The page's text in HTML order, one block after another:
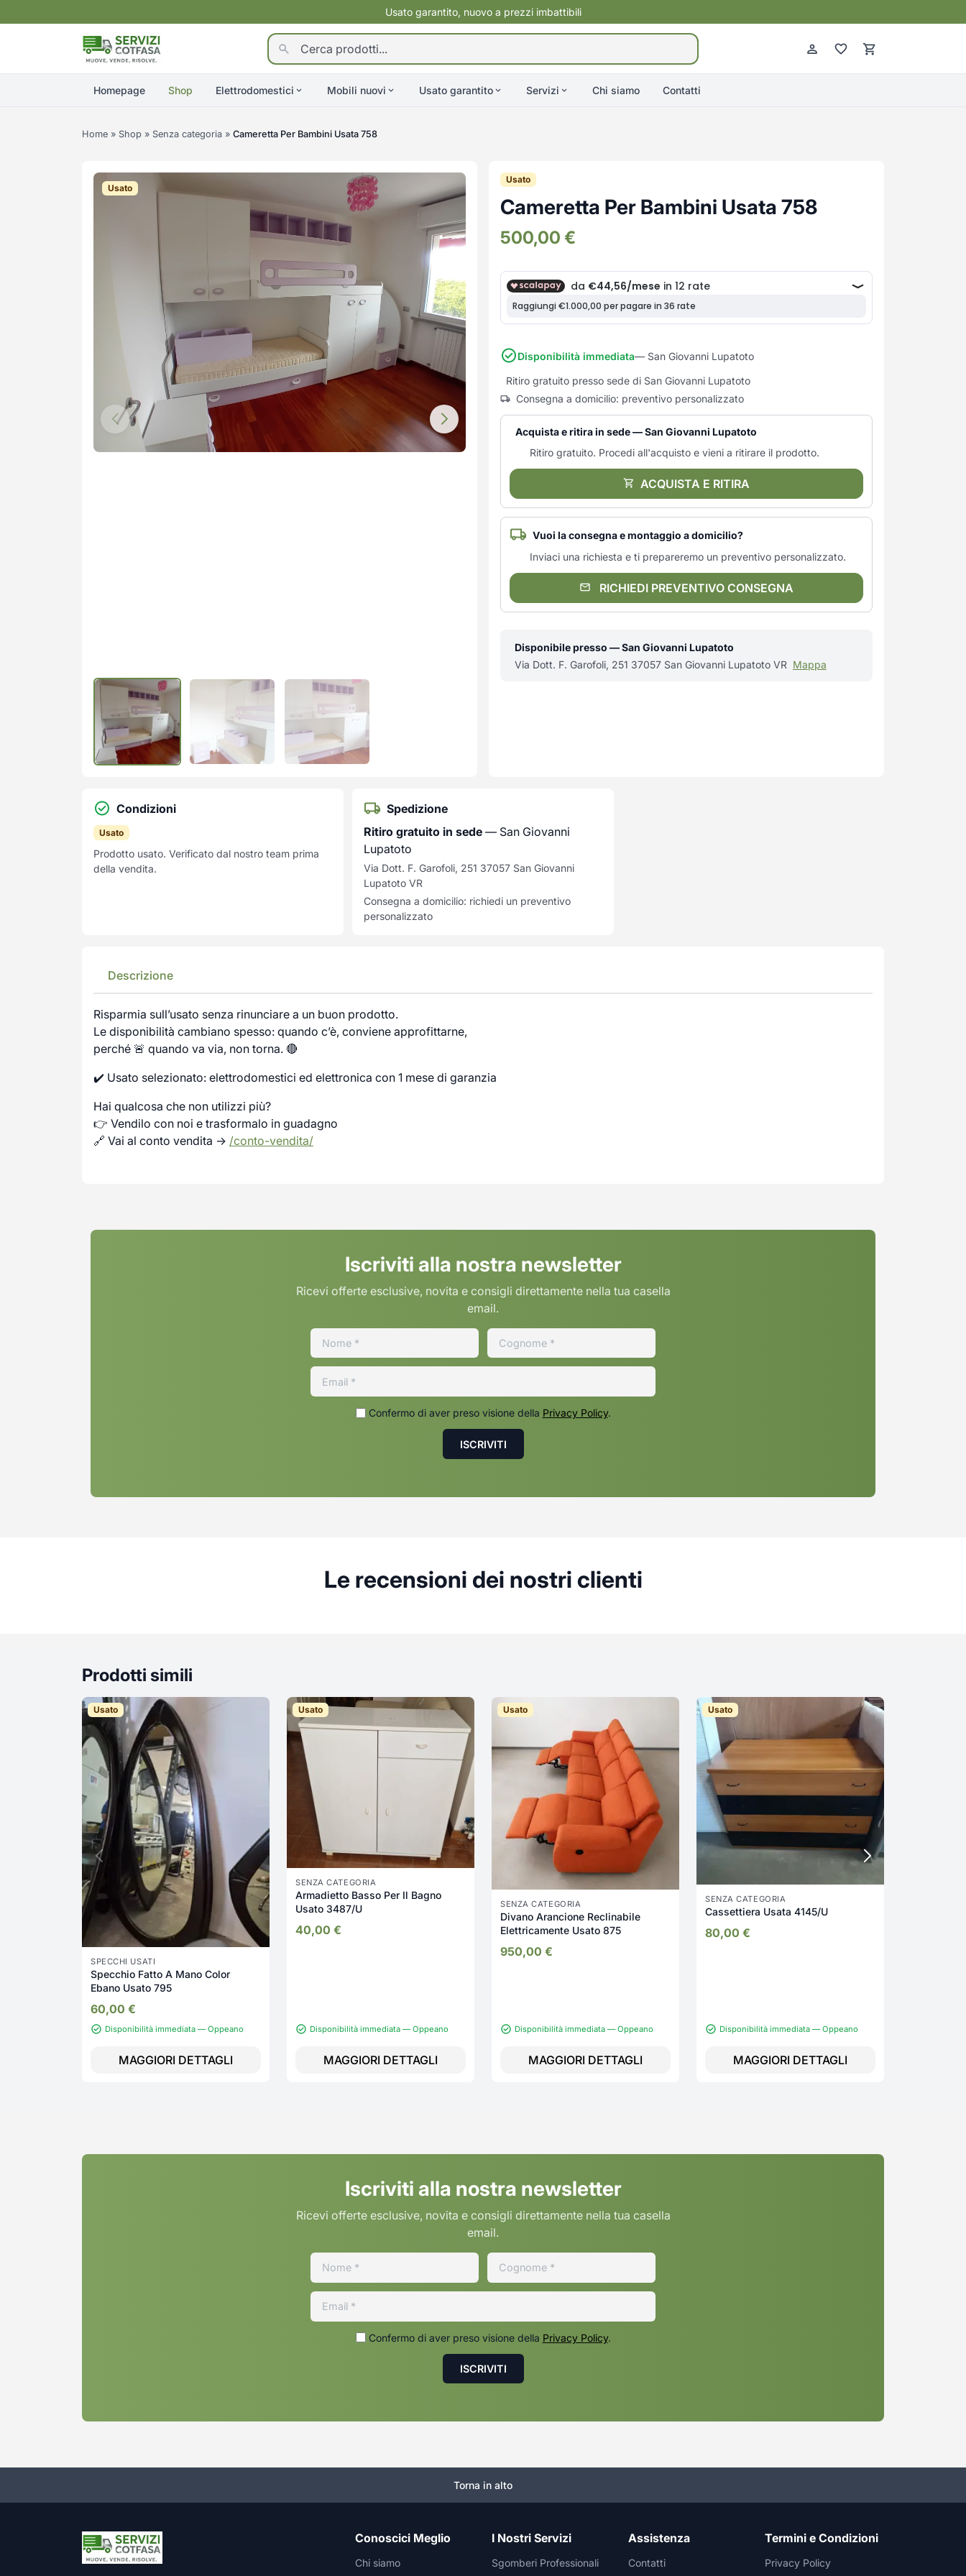
Usato garantito, nuovo a prezzi imbattibili
Homepage Shop Elettrodomestici Mobili nuovi Usato garantito Servizi Chi siamo Contatti
Home » Shop » Senza categoria » Cameretta Per Bambini Usata 758
Usato
Usato
Cameretta Per Bambini Usata 758
500,00 €
Disponibilità immediata— San Giovanni Lupatoto
Ritiro gratuito presso sede di San Giovanni Lupatoto
Consegna a domicilio: preventivo personalizzato
Acquista e ritira in sede — San Giovanni Lupatoto
Ritiro gratuito. Procedi all'acquisto e vieni a ritirare il prodotto.
ACQUISTA E RITIRA
Vuoi la consegna e montaggio a domicilio?
Inviaci una richiesta e ti prepareremo un preventivo personalizzato.
RICHIEDI PREVENTIVO CONSEGNA
Disponibile presso — San Giovanni Lupatoto
Via Dott. F. Garofoli, 251 37057 San Giovanni Lupatoto VR Mappa
Condizioni
Usato
Prodotto usato. Verificato dal nostro team prima
della vendita.
Spedizione
Ritiro gratuito in sede — San Giovanni
Lupatoto
Via Dott. F. Garofoli, 251 37057 San Giovanni
Lupatoto VR
Consegna a domicilio: richiedi un preventivo
personalizzato
Descrizione
Risparmia sull’usato senza rinunciare a un buon prodotto.
Le disponibilità cambiano spesso: quando c’è, conviene approfittarne,
perché 🚨 quando va via, non torna. 🔴
✔️ Usato selezionato: elettrodomestici ed elettronica con 1 mese di garanzia
Hai qualcosa che non utilizzi più?
👉 Vendilo con noi e trasformalo in guadagno
🔗 Vai al conto vendita → /conto-vendita/
Iscriviti alla nostra newsletter
Ricevi offerte esclusive, novita e consigli direttamente nella tua casella
email.
Confermo di aver preso visione della Privacy Policy.
Le recensioni dei nostri clienti
Prodotti simili
Usato
SPECCHI USATI
Specchio Fatto A Mano Color
Ebano Usato 795
60,00 €
Disponibilità immediata — Oppeano
MAGGIORI DETTAGLI
Usato
SENZA CATEGORIA
Armadietto Basso Per Il Bagno
Usato 3487/U
40,00 €
Disponibilità immediata — Oppeano
MAGGIORI DETTAGLI
Usato
SENZA CATEGORIA
Divano Arancione Reclinabile
Elettricamente Usato 875
950,00 €
Disponibilità immediata — Oppeano
MAGGIORI DETTAGLI
Usato
SENZA CATEGORIA
Cassettiera Usata 4145/U
80,00 €
Disponibilità immediata — Oppeano
MAGGIORI DETTAGLI
Iscriviti alla nostra newsletter
Ricevi offerte esclusive, novita e consigli direttamente nella tua casella
email.
Confermo di aver preso visione della Privacy Policy.
Torna in alto
Conoscici Meglio
Chi siamo
I Nostri Servizi
Sgomberi Professionali
Assistenza
Contatti
Termini e Condizioni
Privacy Policy